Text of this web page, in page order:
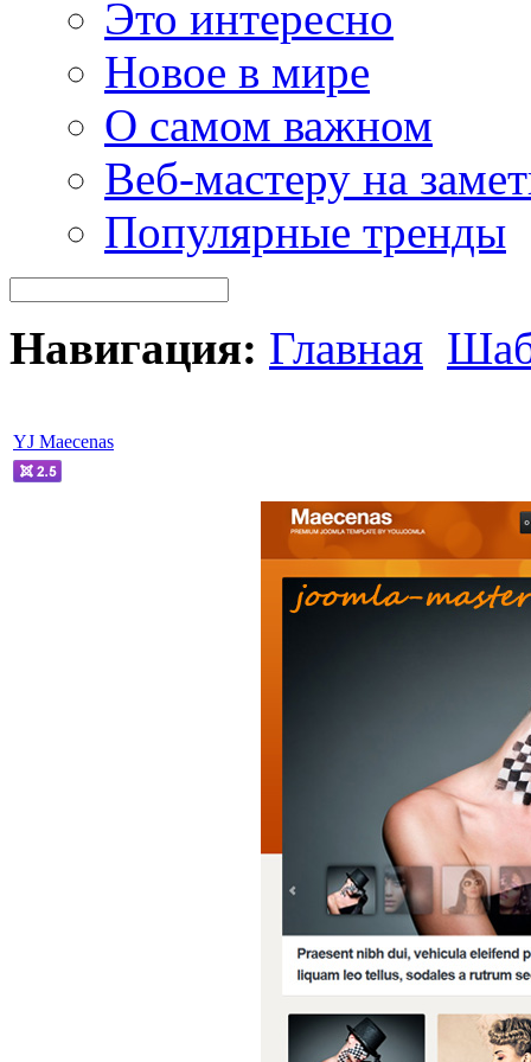
Это интересно
Новое в мире
О самом важном
Веб-мастеру на
Популярные тренды
Навигация: Главная
YJ Maecenas